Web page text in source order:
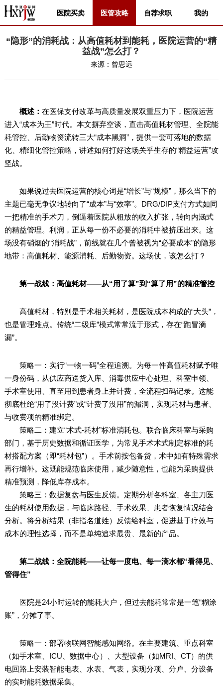
医院买卖 医管攻略 自荐求职 我的
“隐形”的消耗战：从高值耗材到能耗，医院运营的“精
益战”怎么打？
来源： 曾思远
概述： 在医保支付改革与高质量发展双重压力下，医院运营
进入“成本为王”时代。本文摒弃空谈，直击高值耗材管理、全院能
耗管控、后勤物资流转三大“成本黑洞”，提供一套可落地的数据
化、精细化管控策略，讲述如何打好这场关乎生存的“精益运营”攻
坚战。
如果说过去医院运营的核心词是“增长”与“规模”，那么当下的
主题已毫无争议地转向了“成本”与“效率”。DRG/DIP支付方式如同
一把精准的手术刀，倒逼着医院从粗放的收入扩张，转向内涵式
的精益管理。利润，正从每一份不必要的消耗中被挤压出来。这
场没有硝烟的“消耗战”，前线就在几个曾被视为“必要成本”的隐形
地带：高值耗材、能源消耗、后勤物资。这场仗，该怎么打？
第一战线：高值耗材——从“用了算”到“算了用”的精准管控
高值耗材，特别是手术相关耗材，是医院成本构成的“大头”，
也是管理难点。传统“二级库”模式常常流于形式，存在“跑冒滴
漏”。
策略一：实行“一物一码”全程追溯。为每一件高值耗材赋予唯
一身份码，从供应商送货入库、消毒供应中心处理、科室申领、
手术室使用、直至用到患者身上并计费，全流程扫码记录。这能
彻底杜绝“用了没计费”或“计费了没用”的漏洞，实现耗材与患者、
与收费项的精准绑定。
策略二：建立“术式-耗材”标准消耗包。联合临床科室与采购
部门，基于历史数据和循证医学，为常见手术术式制定标准的耗
材搭配方案（即“耗材包”）。手术前按包备货，术中如有特殊需求
再行增补。这既能规范临床使用，减少随意性，也能为采购提供
精准预测，降低库存成本。
策略三：数据复盘与医生反馈。定期分析各科室、各主刀医
生的耗材使用数据，与临床路径、手术效果、患者恢复情况结合
分析。将分析结果（非指名道姓）反馈给科室，促进基于疗效与
成本的理性选择，而不是单纯追求最贵、最新的产品。
第二战线：全院能耗——让每一度电、每一滴水都“看得见、
管得住”
医院是24小时运转的能耗大户，但过去能耗常常是一笔“糊涂
账”，分摊了事。
策略一：部署物联网智能感知网络。在主要建筑、重点科室
（如手术室、ICU、数据中心）、大型设备（如MRI、CT）的供
电回路上安装智能电表、水表、气表，实现分项、分户、分设备
的实时能耗数据采集。